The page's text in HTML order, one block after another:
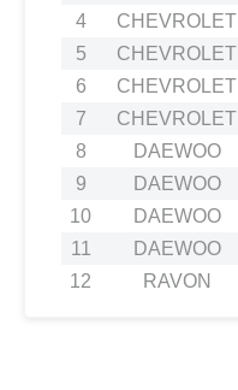
4
CHEVROLET
5
CHEVROLET
6
CHEVROLET
7
CHEVROLET
8
DAEWOO
9
DAEWOO
10
DAEWOO
11
DAEWOO
12
RAVON